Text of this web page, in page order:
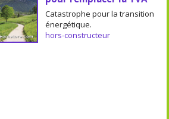
Catastrophe pour la transition
énergétique.
hors-constructeur